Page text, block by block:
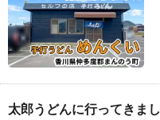
太郎うどんに行ってきま